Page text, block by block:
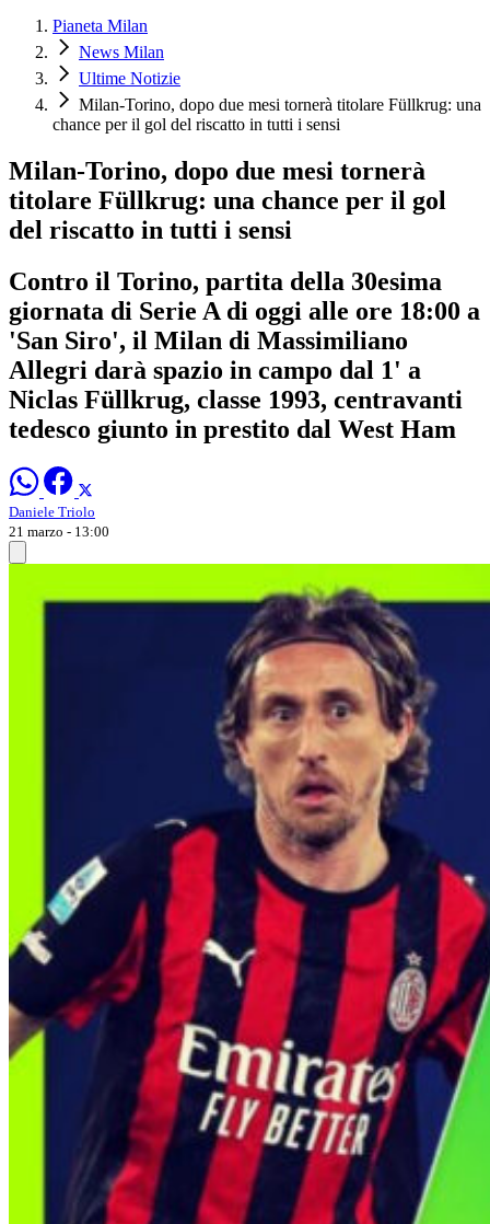
Pianeta Milan
News Milan
Ultime Notizie
Milan-Torino, dopo due mesi tornerà titolare Füllkrug: una
chance per il gol del riscatto in tutti i sensi
Milan-Torino, dopo due mesi tornerà
titolare Füllkrug: una chance per il gol
del riscatto in tutti i sensi
Contro il Torino, partita della 30esima
giornata di Serie A di oggi alle ore 18:00 a
'San Siro', il Milan di Massimiliano
Allegri darà spazio in campo dal 1' a
Niclas Füllkrug, classe 1993, centravanti
tedesco giunto in prestito dal West Ham
Daniele Triolo
21 marzo - 13:00